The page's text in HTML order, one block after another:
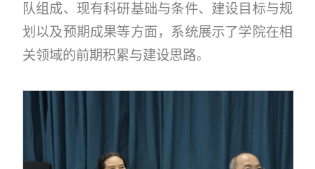
队组成、现有科研基础与条件、建设目标与规
划以及预期成果等方面，系统展示了学院在相
关领域的前期积累与建设思路。